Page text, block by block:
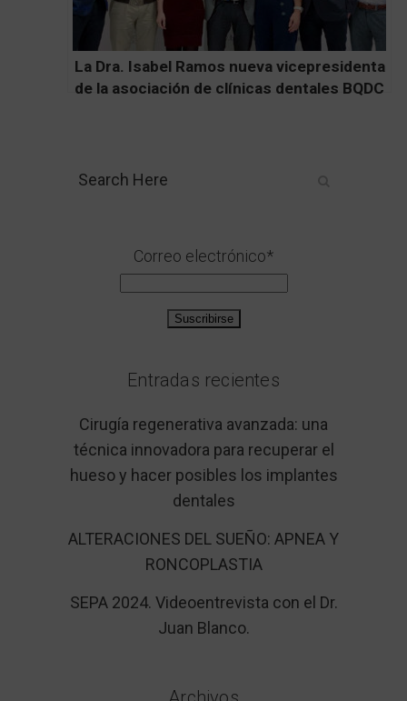
La Dra. Isabel Ramos nueva vicepresidenta
de la asociación de clínicas dentales BQDC
Correo electrónico*
Entradas recientes
Cirugía regenerativa avanzada: una
técnica innovadora para recuperar el
hueso y hacer posibles los implantes
dentales
ALTERACIONES DEL SUEÑO: APNEA Y
RONCOPLASTIA
SEPA 2024. Videoentrevista con el Dr.
Juan Blanco.